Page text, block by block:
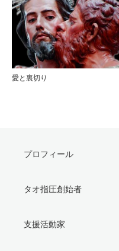
愛と裏切り
プロフィール
タオ指圧創始者
支援活動家